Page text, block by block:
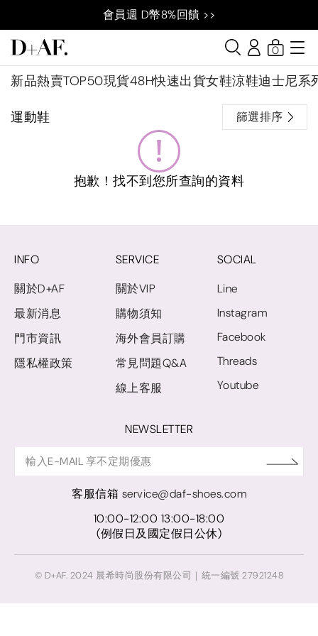
會員週 D幣8%回饋 >>
新品熱賣TOP50現貨48H快速出貨女鞋涼鞋迪士尼系
0
運動鞋 篩選排序
抱歉！找不到您所查詢的資料
INFO
關於D+AF
最新消息
門市資訊
隱私權政策
SERVICE
關於VIP
購物須知
海外會員訂購
常見問題Q&A
線上客服
SOCIAL
Line
Instagram
Facebook
Threads
Youtube
NEWSLETTER
客服信箱 service@daf-shoes.com
10:00-12:00 13:00-18:00
(例假日及國定假日公休)
© D+AF. 2024 晨希時尚股份有限公司｜統一編號 27921248